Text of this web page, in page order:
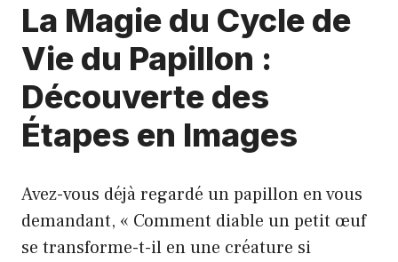
La Magie du Cycle de
Vie du Papillon :
Découverte des
Étapes en Images
Avez-vous déjà regardé un papillon en vous
demandant, « Comment diable un petit œuf
se transforme-t-il en une créature si